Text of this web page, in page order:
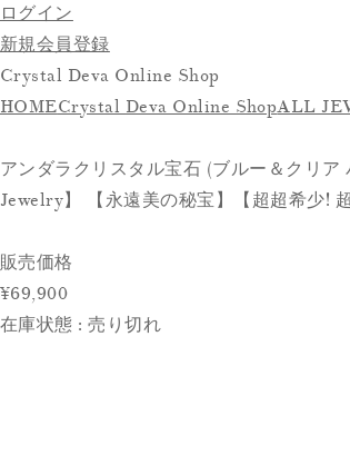
ログイン
新規会員登録
Crystal Deva Online Shop
HOMECrystal Deva Online ShopALL
アンダラクリスタル宝石 (ブルー＆クリ
Jewelry】 【永遠美の秘宝】【超超希少!
販売価格
¥69,900
在庫状態 : 売り切れ